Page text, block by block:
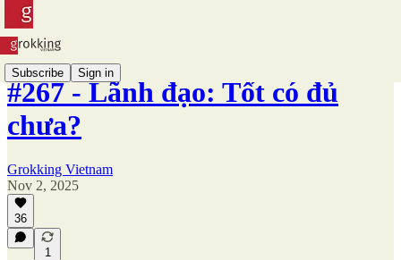
Subscribe Sign in
#267 - Lãnh đạo: Tốt có đủ
chưa?
Grokking Vietnam
Nov 2, 2025
36
1